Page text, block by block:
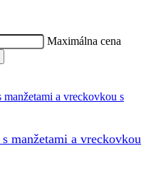
Maximálna cena
manžetami a vreckovkou